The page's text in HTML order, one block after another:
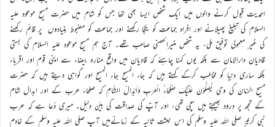
احمدیت قبول کرنے والوں میں ایک شخص ایسا بھی تھا جس کو شام میں حضرت مسیح موعود علیہ
السلام کی تبلیغ پھیلانے اور افراد جماعت کو یکجا رکھنے اور جماعت کو مضبوط بنیادوں پر قائم رکھنے
کی غیر معمولی توفیق ملی، یہ شخص منیرالحصنی صاحب تھے۔ آج ہم مسیح موعود علیہ السلام کی بستی
قادیان دارالامان سے بلکہ یوں کہنا چاہئے کہ قادیان میں واقع منارہ بیضاء سے اپنی قوم اور اقرباء
بلکہ ساری دنیا کو مخاطب کرکے کہتے ہیں کہ جاء المسیح جاء المسیح اور گواہی دیتے ہیں کہ حضرت
مسیح الزمان کی وحی یُصَلُّوْنَ عَلَیْکَ صُلَحَاءُ الْعَرَبِ وَاَبْدَالُ الشَّامِ کہ صلحاء عرب کے اور ابدال شام
کے تجھ پر درود بھیجتے ہیں سچی تھی، اور آپؑ کی صداقت کی بیّن دلیل۔ میری دُعا ہے کہ عرب
نبی کریم صلی اللہ علیہ وسلم کی اس بعثت ثانیہ کے زمانےمیں آپ صلی اللہ علیہ وسلم کے خادم